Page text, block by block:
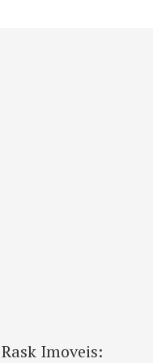
Imoveis: